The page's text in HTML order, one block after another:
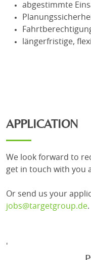
abgestimmte
längerfristige,
APPLICATION
We look forward to
get in touch with you
Or send us your
jobs@targetgroup.de.
'